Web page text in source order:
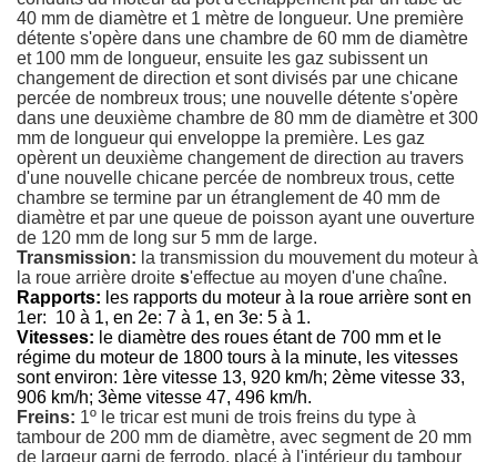
40 mm de diamètre et 1 mètre de longueur. Une première
détente s'opère dans une chambre de 60 mm de diamètre
et 100 mm de longueur, ensuite les gaz subissent un
changement de direction et sont divisés par une chicane
percée de nombreux trous; une nouvelle détente s'opère
dans une deuxième chambre de 80 mm de diamètre et 300
mm de longueur qui enveloppe la première. Les gaz
opèrent un deuxième changement de direction au travers
d'une nouvelle chicane percée de nombreux trous, cette
chambre se termine par un étranglement de 40 mm de
diamètre et par une queue de poisson ayant une ouverture
de 120 mm de long sur 5 mm de large.
Transmission: la transmission du mouvement du moteur à
la roue arrière droite s'effectue au moyen d'une chaîne.
Rapports: les rapports du moteur à la roue arrière sont en
1er: 10 à 1, en 2e: 7 à 1, en 3e: 5 à 1.
Vitesses: le diamètre des roues étant de 700 mm et le
régime du moteur de 1800 tours à la minute, les vitesses
sont environ: 1ère vitesse 13, 920 km/h; 2ème vitesse 33,
906 km/h; 3ème vitesse 47, 496 km/h.
Freins: 1º le tricar est muni de trois freins du type à
tambour de 200 mm de diamètre, avec segment de 20 mm
de largeur garni de ferrodo, placé à l'intérieur du tambour